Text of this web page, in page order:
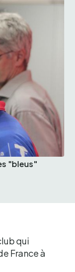
"bleus"
qui
France à